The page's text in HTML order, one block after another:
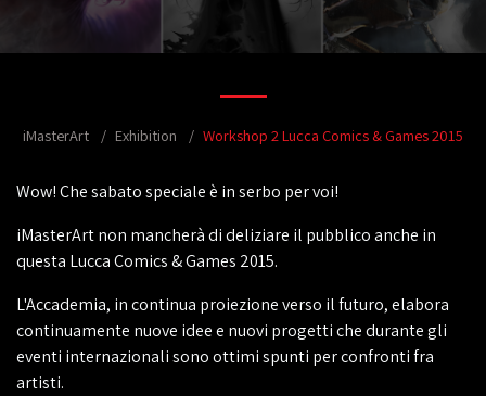
iMasterArt Exhibition Workshop 2 Lucca Comics & Games 2015
Wow! Che sabato speciale è in serbo per voi!
iMasterArt non mancherà di deliziare il pubblico anche in
questa Lucca Comics & Games 2015.
L'Accademia, in continua proiezione verso il futuro, elabora
continuamente nuove idee e nuovi progetti che durante gli
eventi internazionali sono ottimi spunti per confronti fra
artisti.